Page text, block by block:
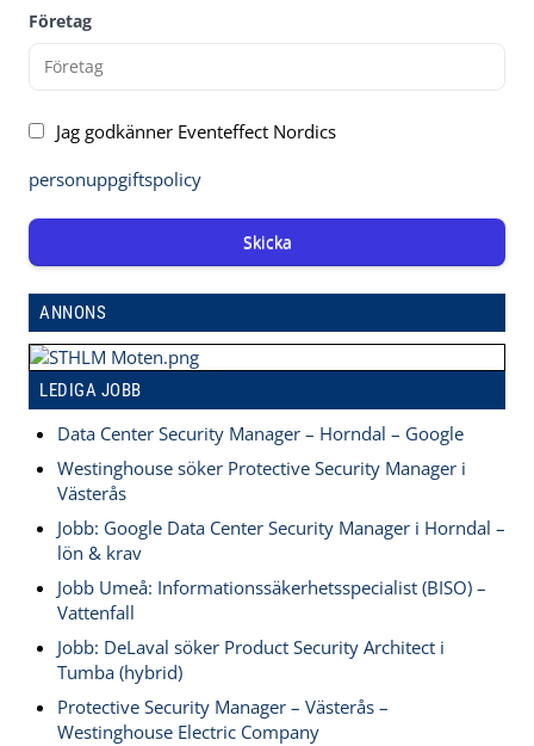
Företag
Jag godkänner Eventeffect Nordics
personuppgiftspolicy
Skicka
ANNONS
LEDIGA JOBB
Data Center Security Manager – Horndal – Google
Westinghouse söker Protective Security Manager i
Västerås
Jobb: Google Data Center Security Manager i Horndal –
lön & krav
Jobb Umeå: Informationssäkerhetsspecialist (BISO) –
Vattenfall
Jobb: DeLaval söker Product Security Architect i
Tumba (hybrid)
Protective Security Manager – Västerås –
Westinghouse Electric Company